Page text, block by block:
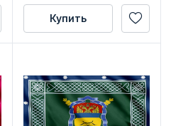
Купить